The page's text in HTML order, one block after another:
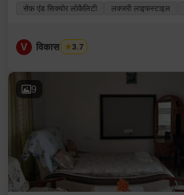
सेफ़ एंड सिक्योर लोकैलिटी लक्जरी लाइफस्टाइल
V विकास भारद्वाज
3.7
9